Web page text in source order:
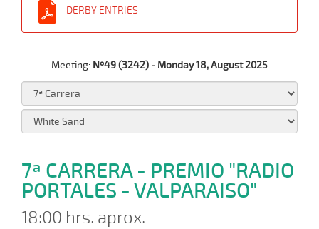
DERBY ENTRIES
Meeting: Nº49 (3242) - Monday 18, August 2025
7ª CARRERA - PREMIO "RADIO
PORTALES - VALPARAISO"
18:00 hrs. aprox.